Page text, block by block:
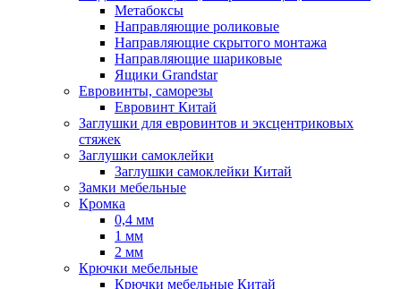
Метабоксы
Направляющие роликовые
Направляющие скрытого монтажа
Направляющие шариковые
Ящики Grandstar
Евровинты, саморезы
Евровинт Китай
Заглушки для евровинтов и эксцентриковых
стяжек
Заглушки самоклейки
Заглушки самоклейки Китай
Замки мебельные
Кромка
0,4 мм
1 мм
2 мм
Крючки мебельные
Крючки мебельные Китай